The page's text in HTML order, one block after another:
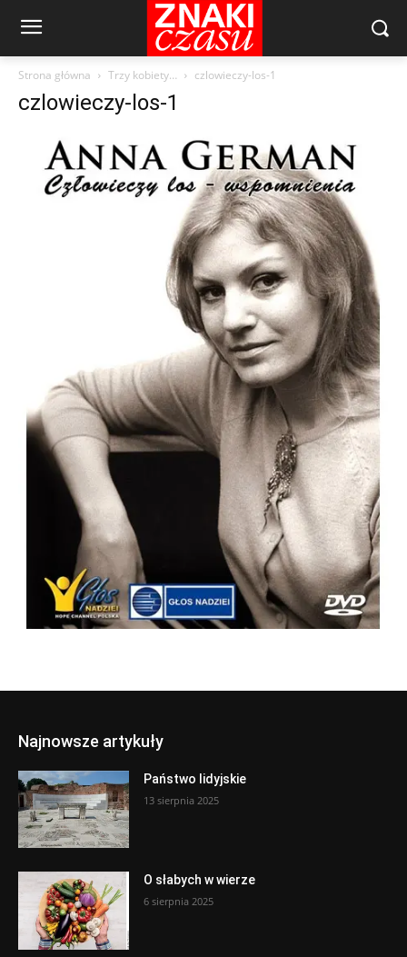
Strona główna Trzy kobiety… czlowieczy-los-1
czlowieczy-los-1
Najnowsze artykuły
Państwo lidyjskie
13 sierpnia 2025
O słabych w wierze
6 sierpnia 2025